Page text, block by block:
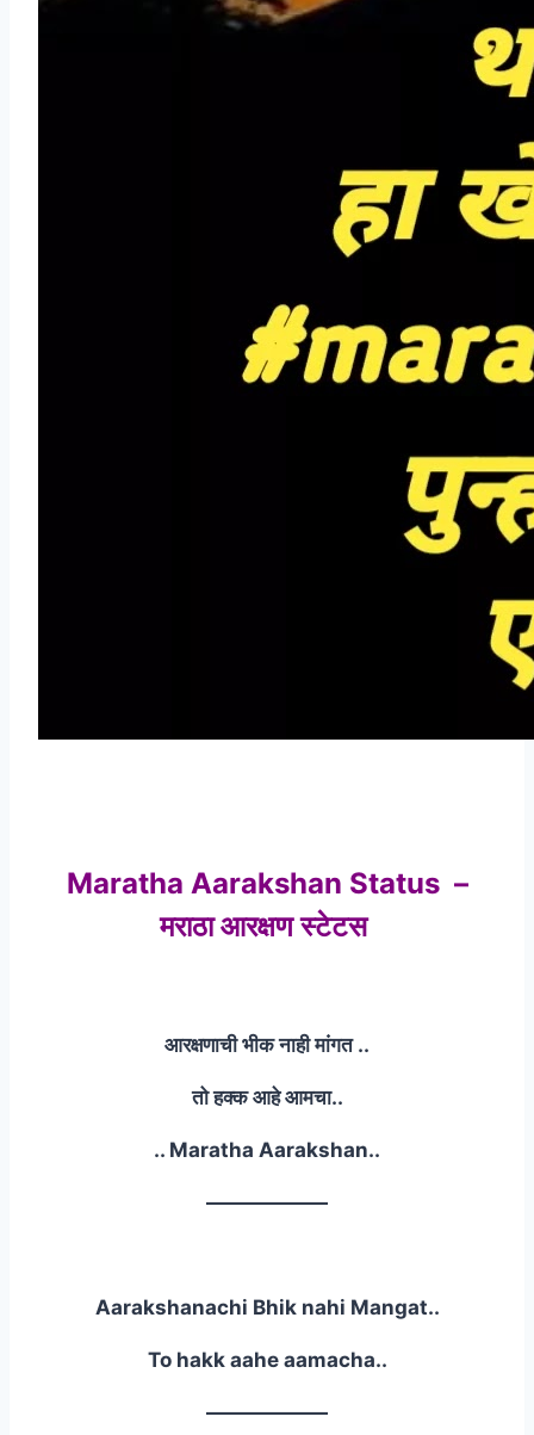
Maratha Aarakshan Status –
मराठा आरक्षण स्टेटस
आरक्षणाची भीक नाही मांगत ..
तो हक्क आहे आमचा..
.. Maratha Aarakshan..
——————
Aarakshanachi Bhik nahi Mangat..
To hakk aahe aamacha..
——————